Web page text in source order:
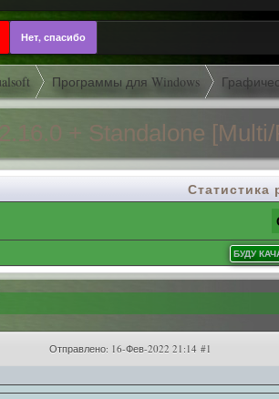
Нет, спасибо
Программы для Windows
+ Standalone
Статистика
Отправлено: 16-Фев-2022 21:14 #1